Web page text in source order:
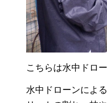
こちらは水中ドロ
水中ドローンによ